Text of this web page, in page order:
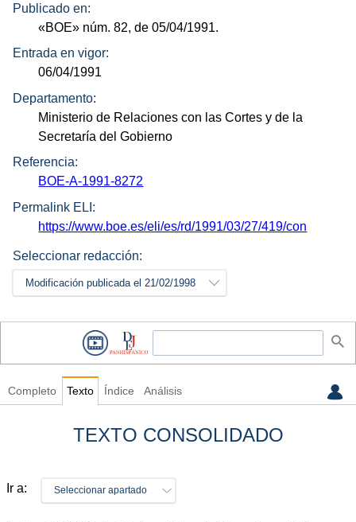
Publicado en:
«BOE» núm. 82, de 05/04/1991.
Entrada en vigor:
06/04/1991
Departamento:
Ministerio de Relaciones con las Cortes y de la
Secretaría del Gobierno
Referencia:
BOE-A-1991-8272
Permalink ELI:
https://www.boe.es/eli/es/rd/1991/03/27/419/con
Seleccionar redacción:
Modificación publicada el 21/02/1998
Completo Texto Índice Análisis
TEXTO CONSOLIDADO
Ir a: Seleccionar apartado